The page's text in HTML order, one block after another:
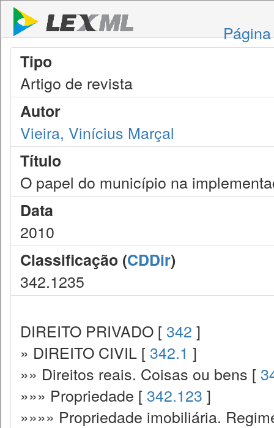
Tipo
Artigo de revista
Autor
Vieira, Vinícius Marçal
Título
O papel do município na
Data
2010
Classificação (CDDir)
342.1235
DIREITO PRIVADO [ 342 ]
» DIREITO CIVIL [ 342.1 ]
»» Direitos reais. Coisas ou bens [
»»» Propriedade [ 342.123 ]
»»»» Propriedade imobiliária.